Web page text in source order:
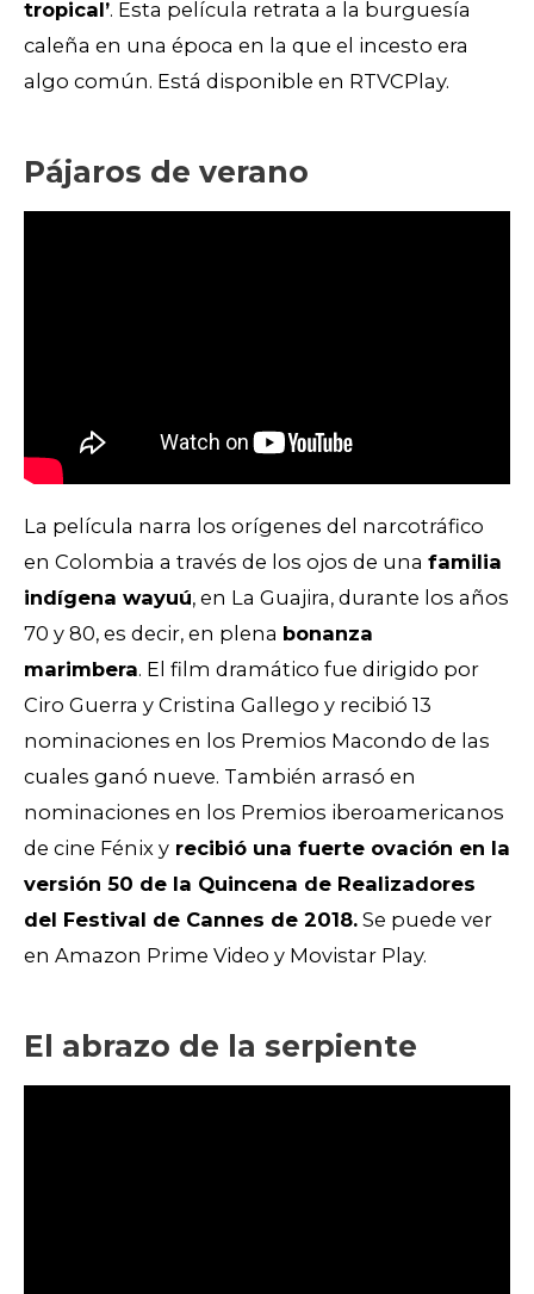
tropical’. Esta película retrata a la burguesía
caleña en una época en la que el incesto era
algo común. Está disponible en RTVCPlay.
Pájaros de verano
La película narra los orígenes del narcotráfico
en Colombia a través de los ojos de una familia
indígena wayuú, en La Guajira, durante los años
70 y 80, es decir, en plena bonanza
marimbera. El film dramático fue dirigido por
Ciro Guerra y Cristina Gallego y recibió 13
nominaciones en los Premios Macondo de las
cuales ganó nueve. También arrasó en
nominaciones en los Premios iberoamericanos
de cine Fénix y recibió una fuerte ovación en la
versión 50 de la Quincena de Realizadores
del Festival de Cannes de 2018. Se puede ver
en Amazon Prime Video y Movistar Play.
El abrazo de la serpiente